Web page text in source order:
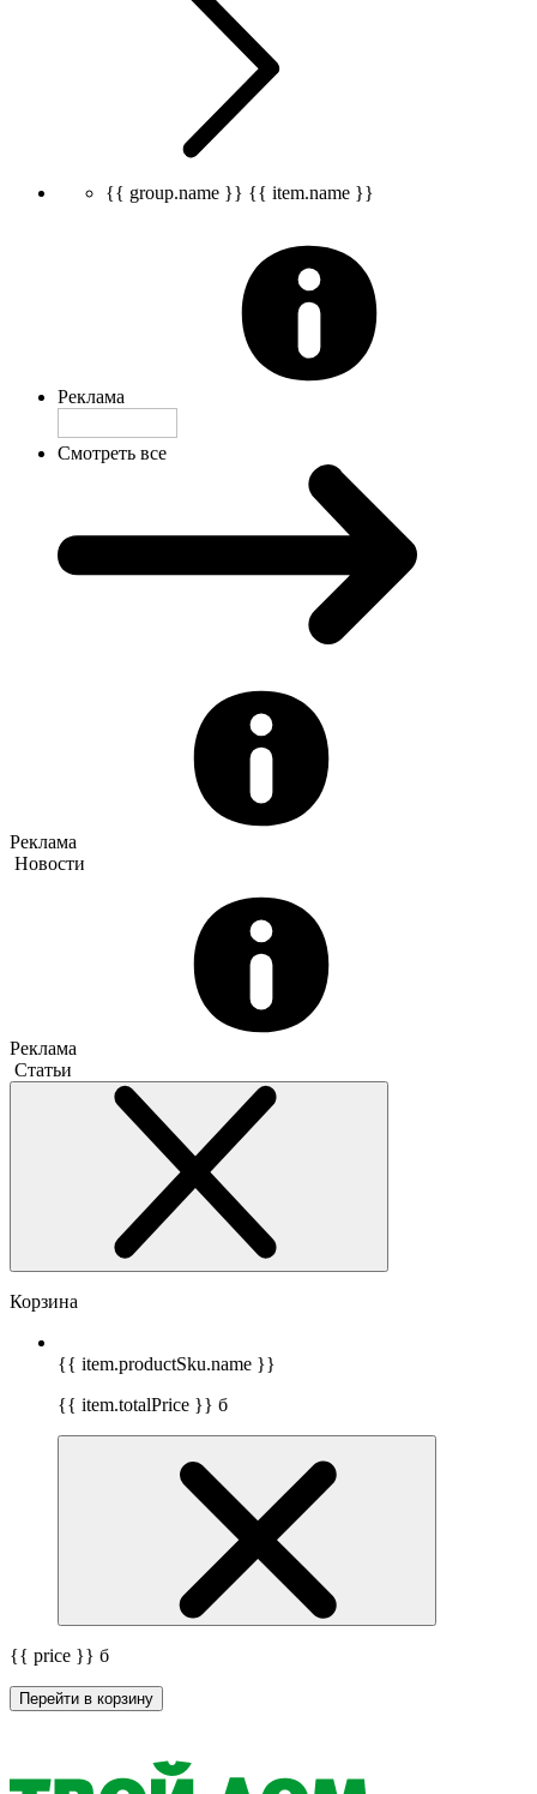
{{ group.name }} {{ item.name }}
Реклама
Смотреть все
Реклама
Новости
Реклама
Статьи
Корзина
{{ item.productSku.name }}
{{ item.totalPrice }} б
{{ price }} б
Перейти в корзину